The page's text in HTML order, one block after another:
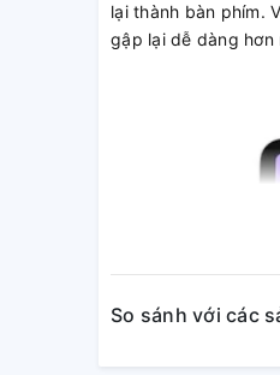
lại thành bàn phím.
gập lại dễ dàng hơn
So sánh với các